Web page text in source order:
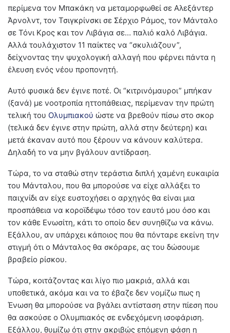
περίμενα τον Μπακάκη να μεταμορφωθεί σε Αλεξάντερ
Άρνολντ, τον Τσιγκρίνσκι σε Σέρχιο Ράμος, τον Μάνταλο
σε Τόνι Κρος και τον Λιβάγια σε… παλιό καλό Λιβάγια.
Αλλά τουλάχιστον 11 παίκτες να “σκυλιάζουν”,
δείχνοντας την ψυχολογική αλλαγή που φέρνει πάντα η
έλευση ενός νέου προπονητή.
Αυτό φυσικά δεν έγινε ποτέ. Οι “κιτρινόμαυροι” μπήκαν
(ξανά) με νοοτροπία ηττοπάθειας, περίμεναν την πρώτη
τελική του Ολυμπιακού ώστε να βρεθούν πίσω στο σκορ
(τελικά δεν έγινε στην πρώτη, αλλά στην δεύτερη) και
μετά έκαναν αυτό που ξέρουν να κάνουν καλύτερα.
Δηλαδή το να μην βγάλουν αντίδραση.
Τώρα, το να σταθώ στην τεράστια διπλή χαμένη ευκαιρία
του Μάνταλου, που θα μπορούσε να είχε αλλάξει το
παιχνίδι αν είχε ευστοχήσει ο αρχηγός θα είναι μια
προσπάθεια να κοροϊδέψω τόσο τον εαυτό μου όσο και
τον κάθε Ενωσίτη, κάτι το οποίο δεν συνηθίζω να κάνω.
Εξάλλου, αν υπάρχει κάποιος που θα πόνταρε εκείνη την
στιγμή ότι ο Μάνταλος θα σκόραρε, ας του δώσουμε
βραβείο ρίσκου.
Τώρα, κοιτάζοντας και λίγο πιο μακριά, αλλά και
υποθετικά, ακόμα και να το έβαζε δεν νομίζω πως η
Ένωση θα μπορούσε να βγάλει αντίσταση στην πίεση που
θα ασκούσε ο Ολυμπιακός σε ενδεχόμενη ισοφάριση.
Εξάλλου, θυμίζω ότι στην ακριβώς επόμενη φάση η